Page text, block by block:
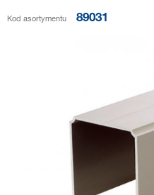
Kod asortymentu 89031